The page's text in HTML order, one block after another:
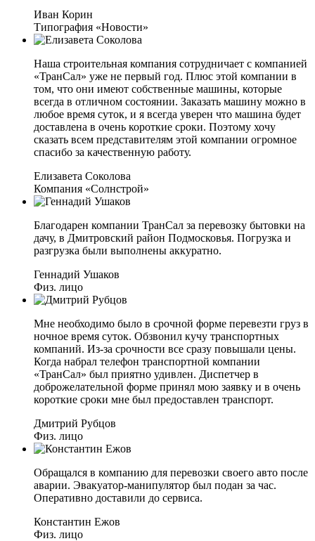
Иван Корин
Типография «Новости»
Наша строительная компания сотрудничает с компанией
«ТранСал» уже не первый год. Плюс этой компании в
том, что они имеют собственные машины, которые
всегда в отличном состоянии. Заказать машину можно в
любое время суток, и я всегда уверен что машина будет
доставлена в очень короткие сроки. Поэтому хочу
сказать всем представителям этой компании огромное
спасибо за качественную работу.
Елизавета Соколова
Компания «Солнстрой»
Благодарен компании ТранСал за перевозку бытовки на
дачу, в Дмитровский район Подмосковья. Погрузка и
разгрузка были выполнены аккуратно.
Геннадий Ушаков
Физ. лицо
Мне необходимо было в срочной форме перевезти груз в
ночное время суток. Обзвонил кучу транспортных
компаний. Из-за срочности все сразу повышали цены.
Когда набрал телефон транспортной компании
«ТранСал» был приятно удивлен. Диспетчер в
доброжелательной форме принял мою заявку и в очень
короткие сроки мне был предоставлен транспорт.
Дмитрий Рубцов
Физ. лицо
Обращался в компанию для перевозки своего авто после
аварии. Эвакуатор-манипулятор был подан за час.
Оперативно доставили до сервиса.
Константин Ежов
Физ. лицо